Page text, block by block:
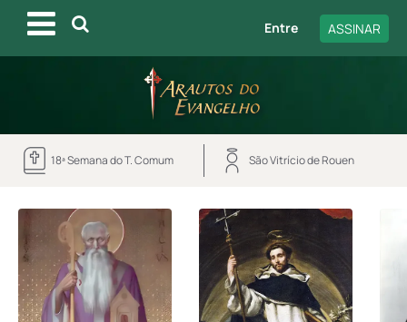
Entre ASSINAR
18ª Semana do T. Comum São Vitrício de Rouen